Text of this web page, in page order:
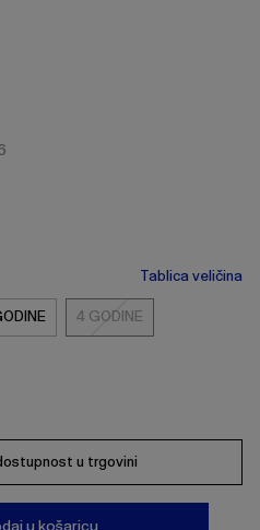
Tablica veličina
4 GODINE
4
u trgovini
u košaricu